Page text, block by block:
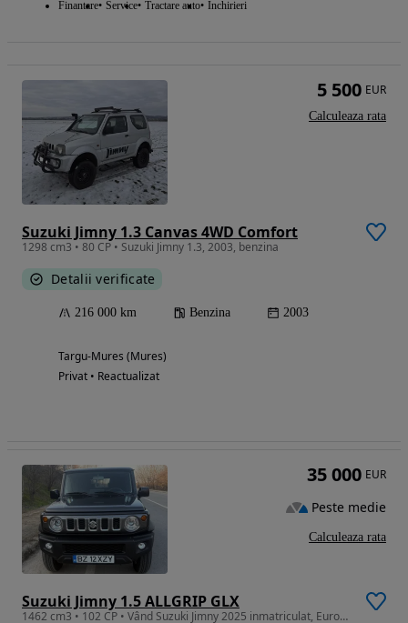
Finantare Service Tractare auto Inchirieri
Suzuki Jimny 1.3 Canvas 4WD Comfort
1298 cm3 • 80 CP • Suzuki Jimny 1.3, 2003, benzina
Detalii verificate
216 000 km Benzina 2003
Targu-Mures (Mures)
Privat • Reactualizat
5 500 EUR
Calculeaza rata
Suzuki Jimny 1.5 ALLGRIP GLX
1462 cm3 • 102 CP • Vând Suzuki Jimny 2025 inmatriculat, Euro6, ITP noiembrie 2027
35 000 EUR
Peste medie
Calculeaza rata